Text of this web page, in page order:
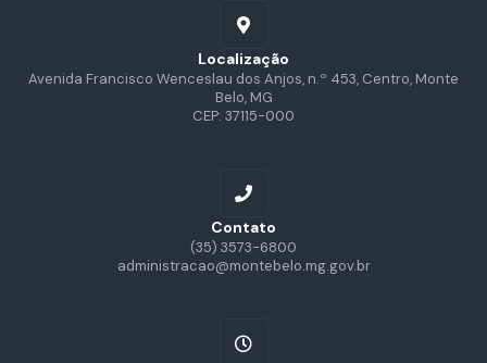
Localização
Avenida Francisco Wenceslau dos Anjos, n.º 453, Centro, Monte
Belo, MG
CEP: 37115-000
Contato
(35) 3573-6800
administracao@montebelo.mg.gov.br